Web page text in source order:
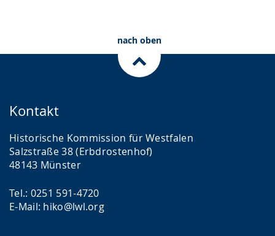
nach oben
Kontakt
Historische Kommission für Westfalen
Salzstraße 38 (Erbdrostenhof)
48143 Münster
Tel.: 0251 591-4720
E-Mail: hiko@lwl.org